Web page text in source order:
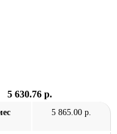
5 630.76 р.
5 865.00 р.